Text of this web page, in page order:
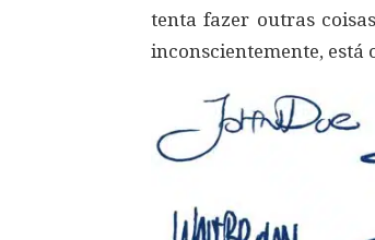
tenta fazer outras
inconscientemente, está